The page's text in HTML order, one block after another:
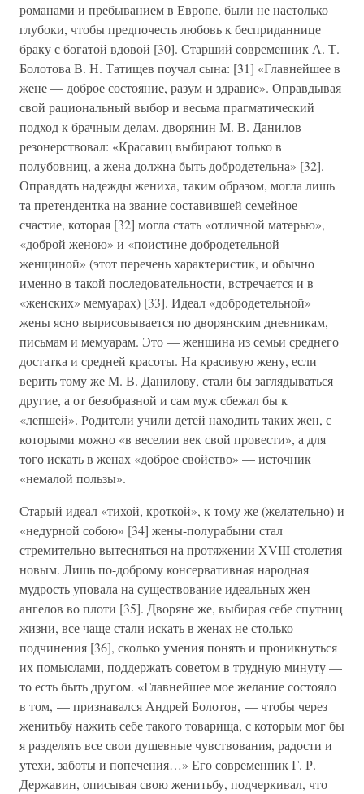
романами и пребыванием в Европе, были не настолько
глубоки, чтобы предпочесть любовь к бесприданнице
браку с богатой вдовой [30]. Старший современник А. Т.
Болотова В. Н. Татищев поучал сына: [31] «Главнейшее в
жене — доброе состояние, разум и здравие». Оправдывая
свой рациональный выбор и весьма прагматический
подход к брачным делам, дворянин М. В. Данилов
резонерствовал: «Красавиц выбирают только в
полубовниц, а жена должна быть добродетельна» [32].
Оправдать надежды жениха, таким образом, могла лишь
та претендентка на звание составившей семейное
счастие, которая [32] могла стать «отличной матерью»,
«доброй женою» и «поистине добродетельной
женщиной» (этот перечень характеристик, и обычно
именно в такой последовательности, встречается и в
«женских» мемуарах) [33]. Идеал «добродетельной»
жены ясно вырисовывается по дворянским дневникам,
письмам и мемуарам. Это — женщина из семьи среднего
достатка и средней красоты. На красивую жену, если
верить тому же М. В. Данилову, стали бы заглядываться
другие, а от безобразной и сам муж сбежал бы к
«лепшей». Родители учили детей находить таких жен, с
которыми можно «в веселии век свой провести», а для
того искать в женах «доброе свойство» — источник
«немалой пользы».
Старый идеал «тихой, кроткой», к тому же (желательно) и
«недурной собою» [34] жены-полурабыни стал
стремительно вытесняться на протяжении XVIII столетия
новым. Лишь по-доброму консервативная народная
мудрость уповала на существование идеальных жен —
ангелов во плоти [35]. Дворяне же, выбирая себе спутниц
жизни, все чаще стали искать в женах не столько
подчинения [36], сколько умения понять и проникнуться
их помыслами, поддержать советом в трудную минуту —
то есть быть другом. «Главнейшее мое желание состояло
в том, — признавался Андрей Болотов, — чтобы через
женитьбу нажить себе такого товарища, с которым мог бы
я разделять все свои душевные чувствования, радости и
утехи, заботы и попечения…» Его современник Г. Р.
Державин, описывая свою женитьбу, подчеркивал, что